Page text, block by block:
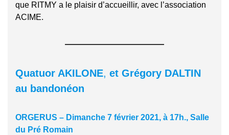
que RITMY a le plaisir d’accueillir, avec l’association
ACIME.
Quatuor AKILONE, et Grégory DALTIN
au bandonéon
ORGERUS – Dimanche 7 février 2021, à 17h., Salle
du Pré Romain